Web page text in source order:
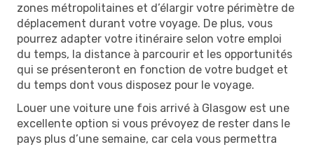
zones métropolitaines et d’élargir votre périmètre de
déplacement durant votre voyage. De plus, vous
pourrez adapter votre itinéraire selon votre emploi
du temps, la distance à parcourir et les opportunités
qui se présenteront en fonction de votre budget et
du temps dont vous disposez pour le voyage.
Louer une voiture une fois arrivé à Glasgow est une
excellente option si vous prévoyez de rester dans le
pays plus d’une semaine, car cela vous permettra